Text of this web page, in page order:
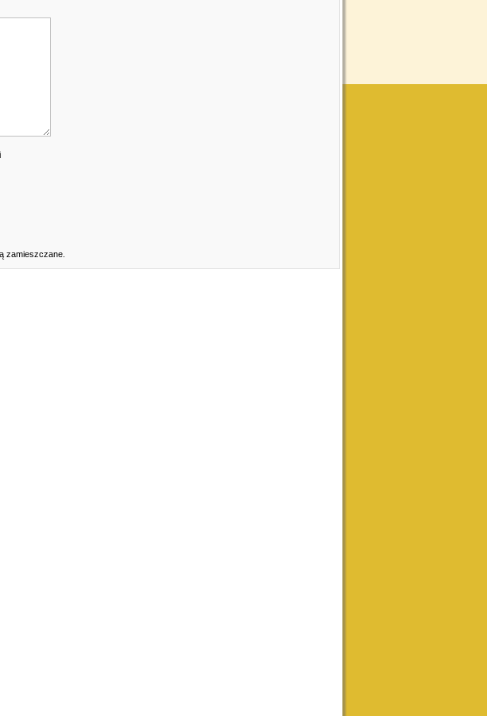
zamieszczane.